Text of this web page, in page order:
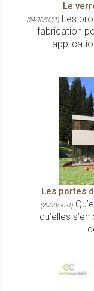
Le
(24/10/2021) Les
fabrication
Les portes
(20/10/2021)
qu’elles